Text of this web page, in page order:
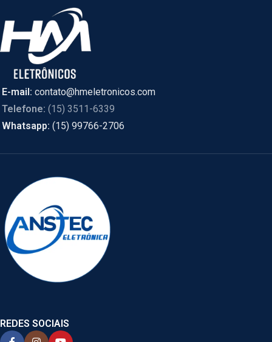
E-mail: contato@hmeletronicos.com
Telefone: (15) 3511-6339
Whatsapp: (15) 99766-2706
REDES SOCIAIS